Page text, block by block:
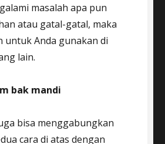
masalah apa pun
atau gatal-gatal, maka
untuk Anda gunakan di
lain.
bak mandi
bisa menggabungkan
cara di atas dengan